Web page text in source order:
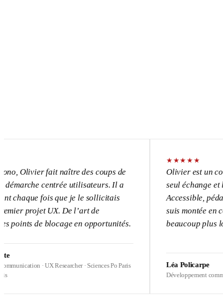
fait naître des coups de
centrée utilisateurs. Il a
fois que je le sollicitais
UX. De l’art de
de blocage en opportunités.
· UX Researcher · Sciences Po Paris
★
Olivier est un
seul échange et l’UX
Accessible,
suis montée en
beaucoup plus loin sur
Léa Policarpe
Développement commercial ·